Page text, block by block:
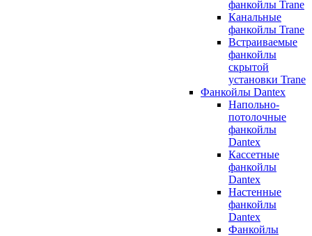
фанкойлы Trane
Канальные
фанкойлы Trane
Встраиваемые
фанкойлы
скрытой
установки Trane
Фанкойлы Dantex
Напольно-
потолочные
фанкойлы
Dantex
Кассетные
фанкойлы
Dantex
Настенные
фанкойлы
Dantex
Фанкойлы